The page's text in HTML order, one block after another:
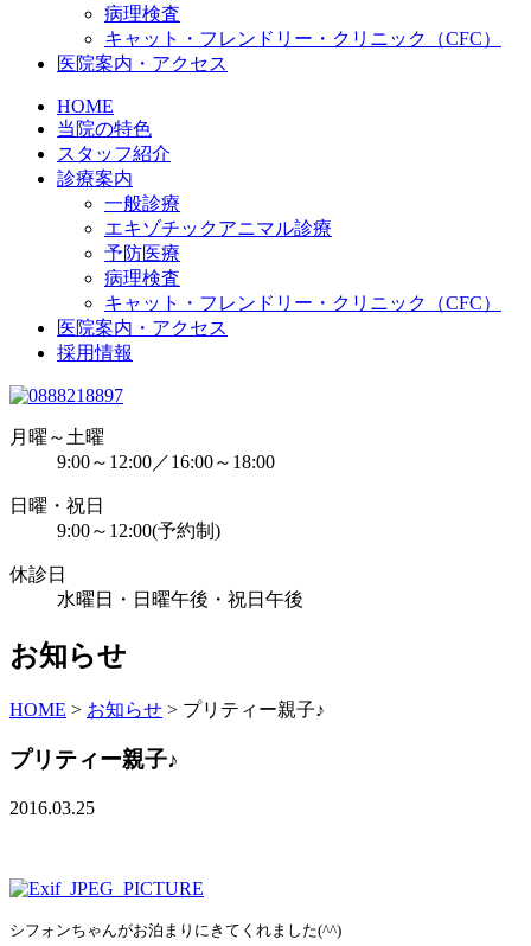
病理検査
キャット・フレンドリー・クリニック（CFC）
医院案内・アクセス
HOME
当院の特色
スタッフ紹介
診療案内
一般診療
エキゾチックアニマル診療
予防医療
病理検査
キャット・フレンドリー・クリニック（CFC）
医院案内・アクセス
採用情報
月曜～土曜
9:00～12:00／16:00～18:00
日曜・祝日
9:00～12:00(予約制)
休診日
水曜日・日曜午後・祝日午後
お知らせ
HOME > お知らせ > プリティー親子♪
プリティー親子♪
2016.03.25
シフォンちゃんがお泊まりにきてくれました(^^)